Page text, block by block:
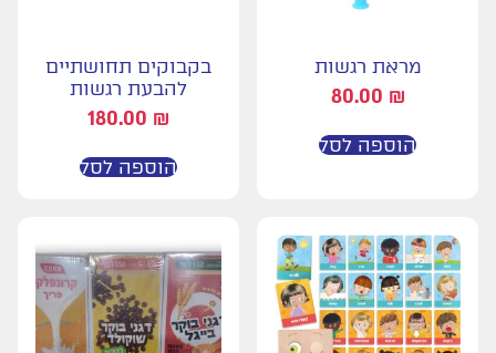
מראת רגשות
80.00 ₪
הוספה לסל
בקבוקים תחושתיים
להבעת רגשות
180.00 ₪
הוספה לסל